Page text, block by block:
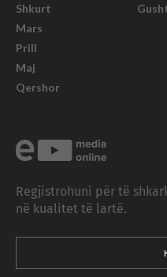
Shkurt
Mars
Prill
Maj
Qershor
Regjistrohuni për të
në kualitet të lartë.